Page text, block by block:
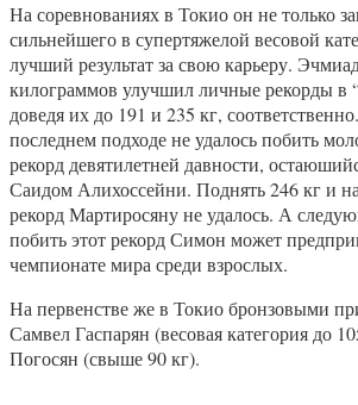
На соревнованиях в Токио он не только
сильнейшего в супертяжелой весовой
лучший результат за свою карьеру.
килограммов улучшил личные рекорды в
доведя их до 191 и 235 кг,
последнем подходе не удалось побить
рекорд девятилетней давности,
Саидом Алихоссейни. Поднять 246 кг и
рекорд Мартиросяну не удалось. А
побить этот рекорд Симон может
чемпионате мира среди взрослых.
На первенстве же в Токио бронзовыми
Самвел Гаспарян (весовая категория до
Погосян (свыше 90 кг).